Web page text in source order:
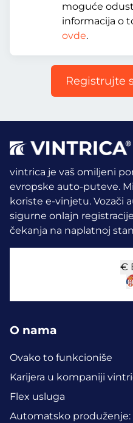
moguće
informacija o
ovde.
Registrujte
vintrica je vaš omiljeni
evropske auto-puteve.
koriste e-vinjetu. Vozači
sigurne onlajn
čekanja na naplatnoj
€
O nama
Ovako to funkcioniše
Karijera u kompaniji
Flex usluga
Automatsko produženje: